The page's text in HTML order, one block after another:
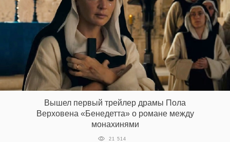
Вышел первый трейлер драмы Пола
Верховена «Бенедетта» о романе между
монахинями
21 514